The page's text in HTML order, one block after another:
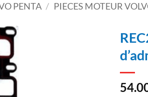
PENTA / PIECES MOTEUR